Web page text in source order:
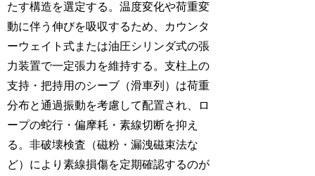
たす構造を選定する。温度変化や荷重変
動に伴う伸びを吸収するため、カウンタ
ーウェイト式または油圧シリンダ式の張
力装置で一定張力を維持する。支柱上の
支持・把持用のシーブ（滑車列）は荷重
分布と通過振動を考慮して配置され、ロ
ープの蛇行・偏摩耗・素線切断を抑え
る。非破壊検査（磁粉・漏洩磁束法な
ど）により素線損傷を定期確認するのが